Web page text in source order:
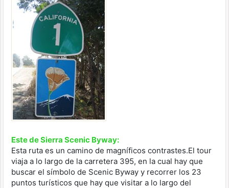
Este de Sierra Scenic Byway:
Esta ruta es un camino de magníficos contrastes.El tour
viaja a lo largo de la carretera 395, en la cual hay que
buscar el símbolo de Scenic Byway y recorrer los 23
puntos turísticos que hay que visitar a lo largo del